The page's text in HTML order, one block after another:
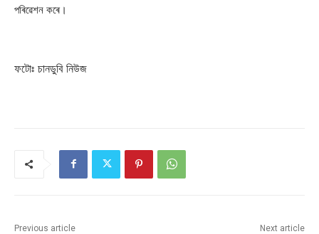
পৰিৱেশন কৰে।
ফটোঃ চানডুবি নিউজ
Previous article Next article